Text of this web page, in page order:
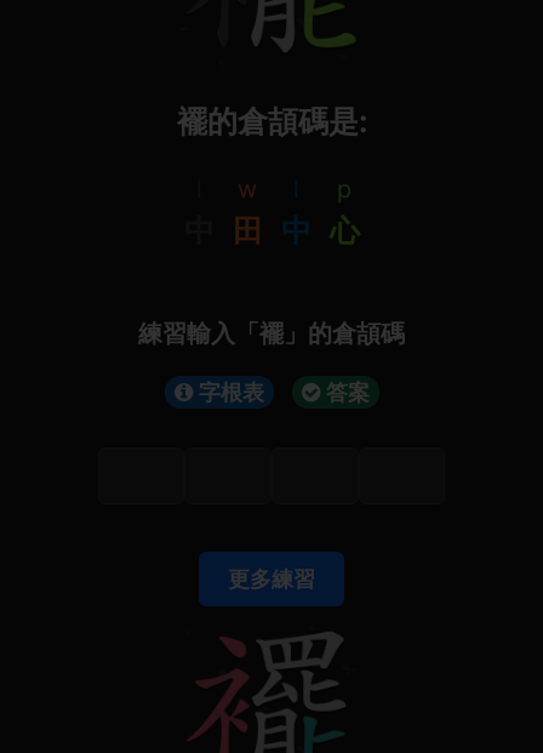
襬的倉頡碼是:
w
田
l
中
p
心
練習輸入「襬」的倉頡碼
字根表 答案
更多練習